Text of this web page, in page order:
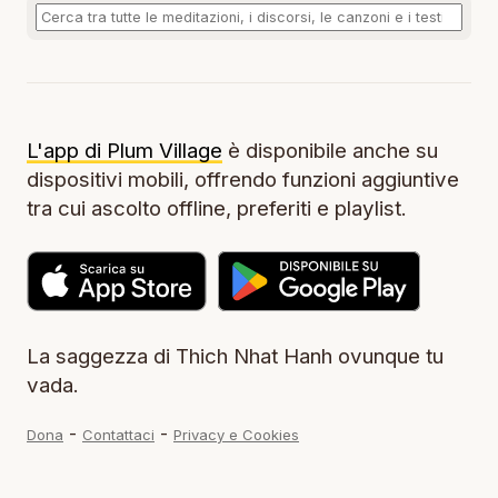
L'app di Plum Village è disponibile anche su
dispositivi mobili, offrendo funzioni aggiuntive
tra cui ascolto offline, preferiti e playlist.
La saggezza di Thich Nhat Hanh ovunque tu
vada.
Dona - Contattaci - Privacy e Cookies